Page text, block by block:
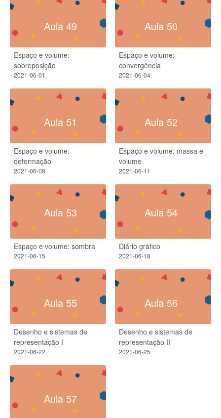
Aula 49
Espaço e volume:
sobreposição
2021-06-01
Aula 50
Espaço e volume:
convergência
2021-06-04
Aula 51
Espaço e volume:
deformação
2021-06-08
Aula 52
Espaço e volume: massa e
volume
2021-06-11
Aula 53
Espaço e volume: sombra
2021-06-15
Aula 54
Diário gráfico
2021-06-18
Aula 55
Desenho e sistemas de
representação I
2021-06-22
Aula 56
Desenho e sistemas de
representação II
2021-06-25
Aula 57